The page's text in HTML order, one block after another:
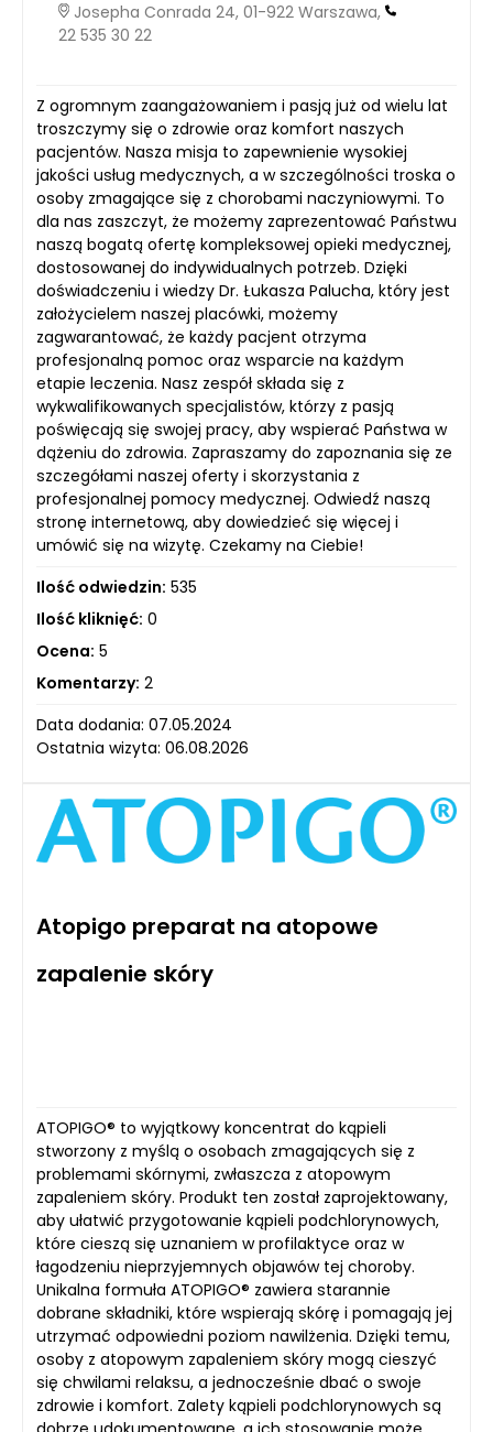
Josepha Conrada 24, 01-922 Warszawa,
22 535 30 22
Z ogromnym zaangażowaniem i pasją już od wielu lat
troszczymy się o zdrowie oraz komfort naszych
pacjentów. Nasza misja to zapewnienie wysokiej
jakości usług medycznych, a w szczególności troska o
osoby zmagające się z chorobami naczyniowymi. To
dla nas zaszczyt, że możemy zaprezentować Państwu
naszą bogatą ofertę kompleksowej opieki medycznej,
dostosowanej do indywidualnych potrzeb. Dzięki
doświadczeniu i wiedzy Dr. Łukasza Palucha, który jest
założycielem naszej placówki, możemy
zagwarantować, że każdy pacjent otrzyma
profesjonalną pomoc oraz wsparcie na każdym
etapie leczenia. Nasz zespół składa się z
wykwalifikowanych specjalistów, którzy z pasją
poświęcają się swojej pracy, aby wspierać Państwa w
dążeniu do zdrowia. Zapraszamy do zapoznania się ze
szczegółami naszej oferty i skorzystania z
profesjonalnej pomocy medycznej. Odwiedź naszą
stronę internetową, aby dowiedzieć się więcej i
umówić się na wizytę. Czekamy na Ciebie!
Ilość odwiedzin: 535
Ilość kliknięć: 0
Ocena: 5
Komentarzy: 2
Data dodania: 07.05.2024
Ostatnia wizyta: 06.08.2026
Atopigo preparat na atopowe
zapalenie skóry
ATOPIGO® to wyjątkowy koncentrat do kąpieli
stworzony z myślą o osobach zmagających się z
problemami skórnymi, zwłaszcza z atopowym
zapaleniem skóry. Produkt ten został zaprojektowany,
aby ułatwić przygotowanie kąpieli podchlorynowych,
które cieszą się uznaniem w profilaktyce oraz w
łagodzeniu nieprzyjemnych objawów tej choroby.
Unikalna formuła ATOPIGO® zawiera starannie
dobrane składniki, które wspierają skórę i pomagają jej
utrzymać odpowiedni poziom nawilżenia. Dzięki temu,
osoby z atopowym zapaleniem skóry mogą cieszyć
się chwilami relaksu, a jednocześnie dbać o swoje
zdrowie i komfort. Zalety kąpieli podchlorynowych są